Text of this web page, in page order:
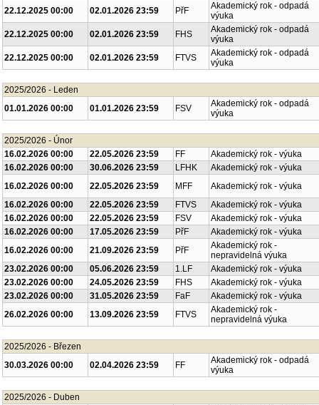
22.12.2025 00:00
02.01.2026 23:59 PřF
Akademický rok - odpadá
výuka
22.12.2025 00:00
02.01.2026 23:59 FHS
Akademický rok - odpadá
výuka
22.12.2025 00:00
02.01.2026 23:59 FTVS
Akademický rok - odpadá
výuka
2025/2026 - Leden
01.01.2026 00:00
01.01.2026 23:59 FSV
Akademický rok - odpadá
výuka
2025/2026 - Únor
16.02.2026 00:00
22.05.2026 23:59 FF
Akademický rok - výuka
16.02.2026 00:00
30.06.2026 23:59 LFHK
Akademický rok - výuka
16.02.2026 00:00
22.05.2026 23:59 MFF
Akademický rok - výuka
16.02.2026 00:00
22.05.2026 23:59 FTVS
Akademický rok - výuka
16.02.2026 00:00
22.05.2026 23:59 FSV
Akademický rok - výuka
16.02.2026 00:00
17.05.2026 23:59 PřF
Akademický rok - výuka
16.02.2026 00:00
21.09.2026 23:59 PřF
Akademický rok -
nepravidelná výuka
23.02.2026 00:00
05.06.2026 23:59 1.LF
Akademický rok - výuka
23.02.2026 00:00
24.05.2026 23:59 FHS
Akademický rok - výuka
23.02.2026 00:00
31.05.2026 23:59 FaF
Akademický rok - výuka
26.02.2026 00:00
13.09.2026 23:59 FTVS
Akademický rok -
nepravidelná výuka
2025/2026 - Březen
30.03.2026 00:00
02.04.2026 23:59 FF
Akademický rok - odpadá
výuka
2025/2026 - Duben